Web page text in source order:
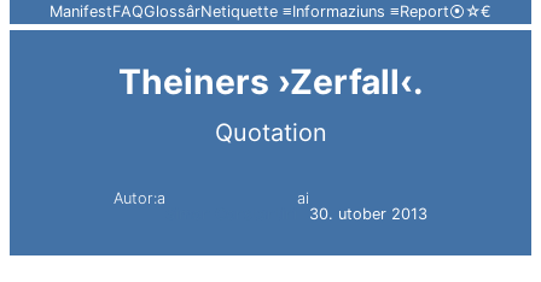
ManifestFAQGlossârNetiquette ≡Informaziuns ≡Report⦿☆€
Theiners ›Zerfall‹.
Quotation
Autor:a
ai
30. utober 2013